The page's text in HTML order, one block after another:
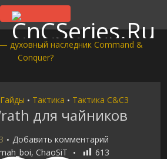
Гайды • Тактика • Тактика C&C3
для чайников
Добавить комментарий
, ChaoSiT 613